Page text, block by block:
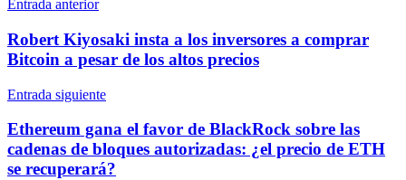
Navegación
de
entradas
Entrada anterior
Robert Kiyosaki insta a los inversores a comprar
Bitcoin a pesar de los altos precios
Entrada siguiente
Ethereum gana el favor de BlackRock sobre las
cadenas de bloques autorizadas: ¿el precio de ETH
se recuperará?